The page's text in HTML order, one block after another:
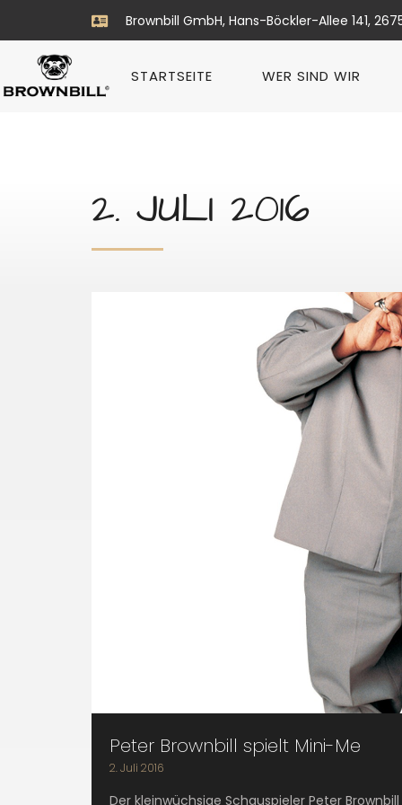
Brownbill GmbH, Hans-Böckler-Allee 141,
STARTSEITE WER SIND WIR
2. JULI 2016
Peter Brownbill spielt Mini-Me
2. Juli 2016
Der kleinwüchsige Schauspieler Peter